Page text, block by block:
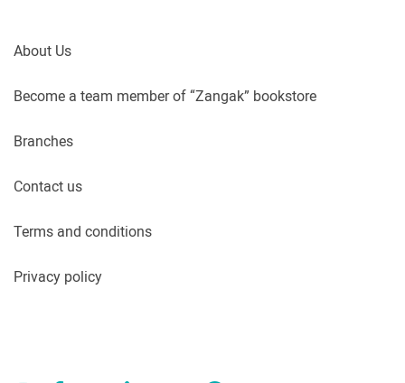
About Us
Become a team member of “Zangak” bookstore
Branches
Contact us
Terms and conditions
Privacy policy